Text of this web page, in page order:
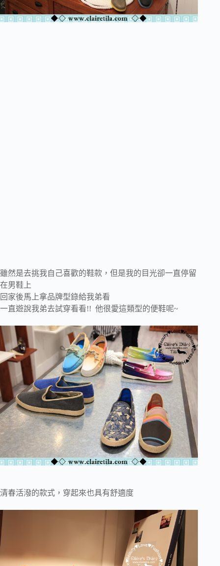
雖然是去挑我自己喜歡的鞋款，但是我的目光卻一直停留
在男鞋上
回家後馬上拿品牌型錄給我弟看
一直遊說我弟去試穿看看!! 他很愛這類型的便鞋呢~
清春活潑的款式，穿起來也具有舒適度